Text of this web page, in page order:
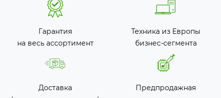
Гарантия
на весь ассортимент
Техника из Европы
бизнес-сегмента
Доставка
Предпродажная